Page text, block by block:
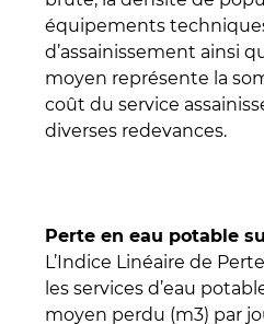
équipements
d’assainissement ainsi
moyen représente la
coût du service
diverses redevances.
Perte en eau potable
L’Indice Linéaire de
les services d’eau
moyen perdu (m3) par